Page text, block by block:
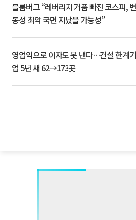
블룸버그 “레버리지 거품 빠진 코스피, 변
동성 최악 국면 지났을 가능성”
영업익으로 이자도 못 낸다…건설 한계기
업 5년 새 62→173곳